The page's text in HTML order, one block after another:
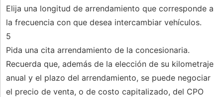
Elija una longitud de arrendamiento que corresponde a
la frecuencia con que desea intercambiar vehículos.
5
Pida una cita arrendamiento de la concesionaria.
Recuerda que, además de la elección de su kilometraje
anual y el plazo del arrendamiento, se puede negociar
el precio de venta, o de costo capitalizado, del CPO